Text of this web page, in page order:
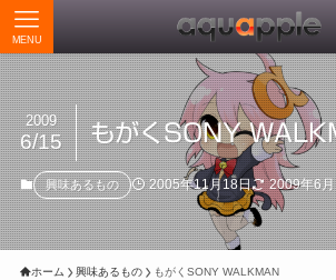
MENU
もがくSONY
2009
6/15
興味あるもの 2005年11月18日 2009年6
ホーム 興味あるもの もがくSONY WALKMAN